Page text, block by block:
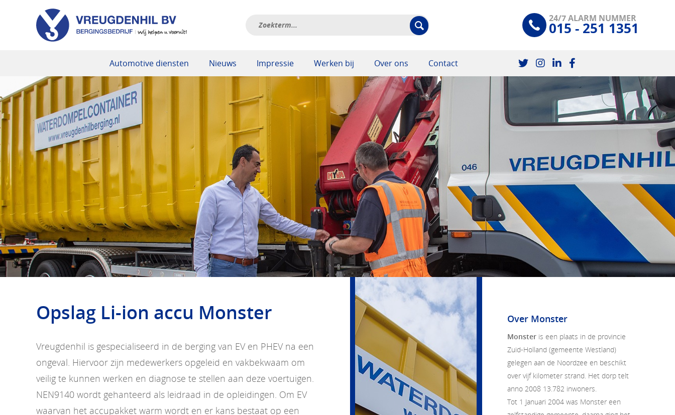
24/7 ALARM NUMMER
015 - 251 1351
Automotive diensten Nieuws Impressie Werken bij Over ons Contact
Opslag Li-ion accu Monster
Vreugdenhil is gespecialiseerd in de berging van EV en PHEV na een
ongeval. Hiervoor zijn medewerkers opgeleid en vakbekwaam om
veilig te kunnen werken en diagnose te stellen aan deze voertuigen.
NEN9140 wordt gehanteerd als leidraad in de opleidingen. Om EV
waarvan het accupakket warm wordt en er kans bestaat op een
Over Monster
Monsteris een plaats in de provincie
Zuid-Holland (gemeente Westland)
gelegen aan de Noordzee en beschikt
over vijf kilometer strand. Het dorp telt
anno 2008 13.782 inwoners.
Tot 1 Januari 2004 was Monster een